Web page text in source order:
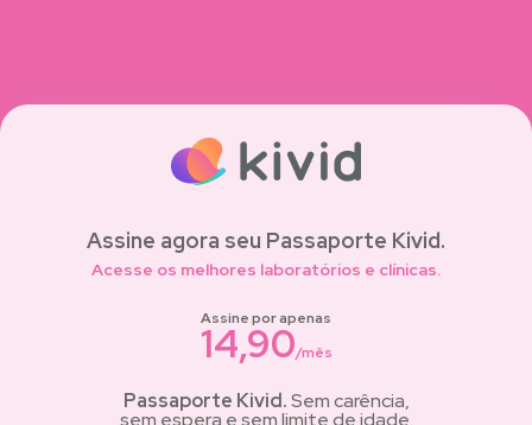
Assine agora seu Passaporte Kivid.
Acesse os melhores laboratórios e clínicas.
Assine por apenas
14,90/mês
Passaporte Kivid.Sem carência,
sem espera e sem limite de idade.